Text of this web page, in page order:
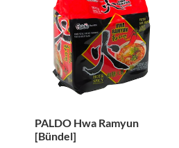
PALDO Hwa Ramyun
[Bündel]